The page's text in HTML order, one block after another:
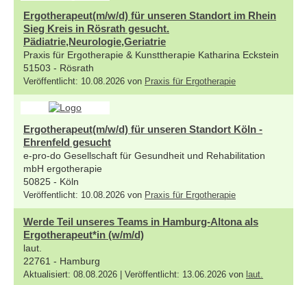
Ergotherapeut(m/w/d) für unseren Standort im Rhein
Sieg Kreis in Rösrath gesucht.
Pädiatrie,Neurologie,Geriatrie
Praxis für Ergotherapie & Kunsttherapie Katharina Eckstein
51503 - Rösrath
Veröffentlicht: 10.08.2026 von Praxis für Ergotherapie
Ergotherapeut(m/w/d) für unseren Standort Köln -
Ehrenfeld gesucht
e-pro-do Gesellschaft für Gesundheit und Rehabilitation
mbH ergotherapie
50825 - Köln
Veröffentlicht: 10.08.2026 von Praxis für Ergotherapie
Werde Teil unseres Teams in Hamburg-Altona als
Ergotherapeut*in (w/m/d)
laut.
22761 - Hamburg
Aktualisiert: 08.08.2026 | Veröffentlicht: 13.06.2026 von laut.